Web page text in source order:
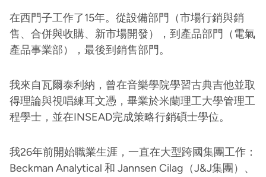
在西門子工作了15年。從設備部門（市場行銷與銷
售、合併與收購、新市場開發），到產品部門（電氣
產品事業部），最後到銷售部門。
我來自瓦爾泰利納，曾在音樂學院學習古典吉他並取
得理論與視唱練耳文憑，畢業於米蘭理工大學管理工
程學士，並在INSEAD完成策略行銷碩士學位。
我26年前開始職業生涯，一直在大型跨國集團工作：
Beckman Analytical 和 Jannsen Cilag（J&J集團）、